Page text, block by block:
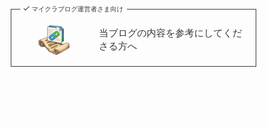
マイクラブログ運営者さま向け
当ブログの内容を参考にしてくだ
さる方へ